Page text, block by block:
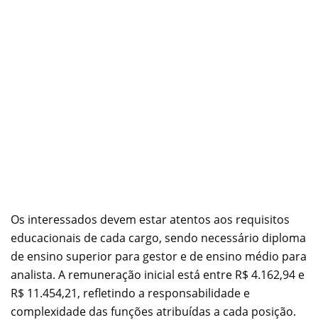
Os interessados devem estar atentos aos requisitos
educacionais de cada cargo, sendo necessário diploma
de ensino superior para gestor e de ensino médio para
analista. A remuneração inicial está entre R$ 4.162,94 e
R$ 11.454,21, refletindo a responsabilidade e
complexidade das funções atribuídas a cada posição.